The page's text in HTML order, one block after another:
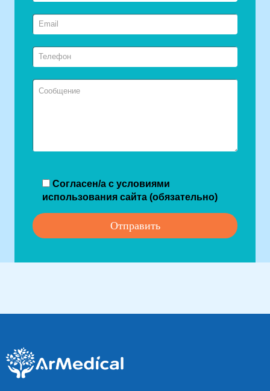
Согласен/а с условиями
использования сайта (обязательно)